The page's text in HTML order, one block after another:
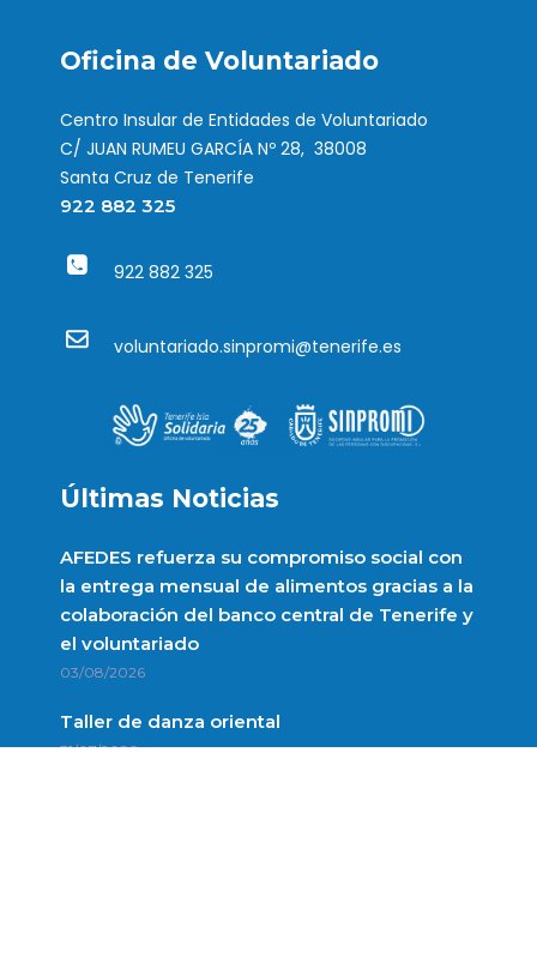
Oficina de Voluntariado
Centro Insular de Entidades de Voluntariado
C/ JUAN RUMEU GARCÍA Nº 28, 38008
Santa Cruz de Tenerife
922 882 325
922 882 325
voluntariado.sinpromi@tenerife.es
Últimas Noticias
AFEDES refuerza su compromiso social con
la entrega mensual de alimentos gracias a la
colaboración del banco central de Tenerife y
el voluntariado
03/08/2026
Taller de danza oriental
31/07/2026